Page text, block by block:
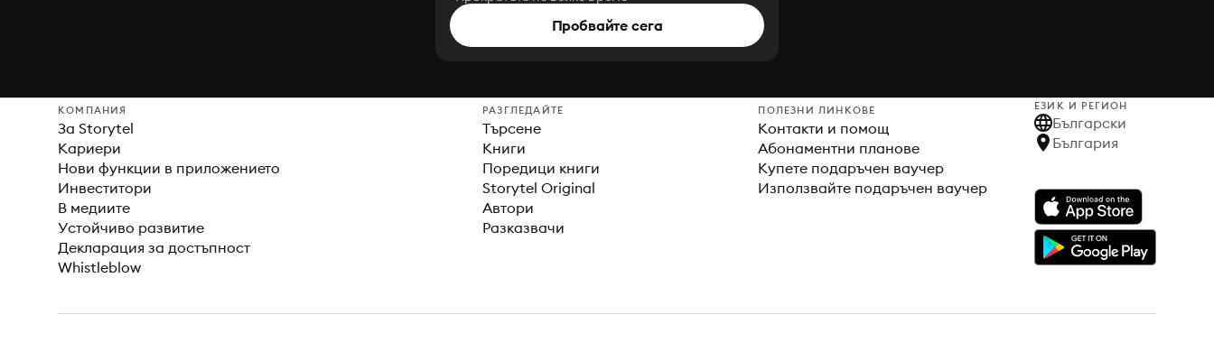
Пробвайте сега
КОМПАНИЯ
За Storytel
Кариери
Нови функции в приложението
Инвеститори
В медиите
Устойчиво развитие
Декларация за достъпност
Whistleblow
РАЗГЛЕДАЙТЕ
Търсене
Книги
Поредици книги
Storytel Original
Автори
Разказвачи
ПОЛЕЗНИ ЛИНКОВЕ
Контакти и помощ
Абонаментни планове
Купете подаръчен ваучер
Използвайте подаръчен ваучер
ЕЗИК И РЕГИОН
Български
България